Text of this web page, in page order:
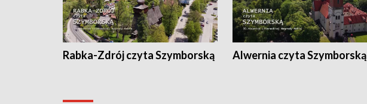
Rabka-Zdrój czyta Szymborską Alwernia czyta Szymborską